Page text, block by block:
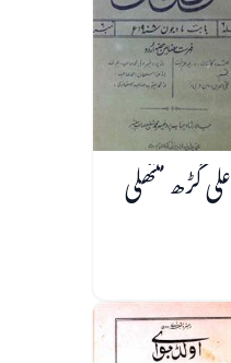
علی گڑھ منتھلی